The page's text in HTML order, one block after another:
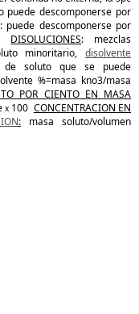
puede descomponerse por
: puede descomponerse por
DISOLUCIONES: mezclas
minoritario, disolvente
soluto que se puede
%=masa kno3/masa
POR CIENTO EN MASA
x 100 CONCENTRACION EN
:masa soluto/volumen